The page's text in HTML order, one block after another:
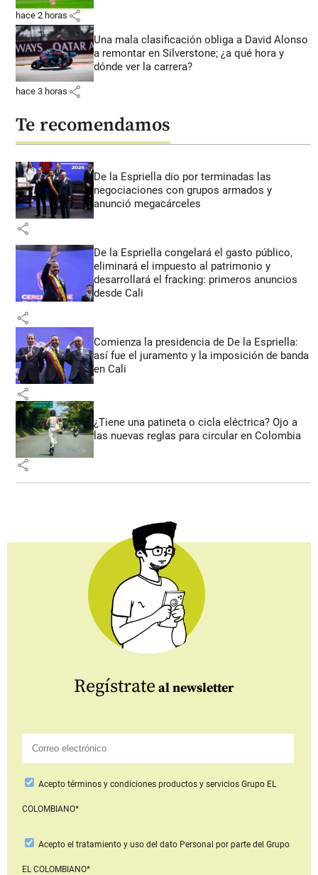
hace 2 horas share
Una mala clasificación obliga a David Alonso
a remontar en Silverstone; ¿a qué hora y
dónde ver la carrera?
hace 3 horas share
Te recomendamos
De la Espriella dio por terminadas las
negociaciones con grupos armados y
anunció megacárceles
share
De la Espriella congelará el gasto público,
eliminará el impuesto al patrimonio y
desarrollará el fracking: primeros anuncios
desde Cali
share
Comienza la presidencia de De la Espriella:
así fue el juramento y la imposición de banda
en Cali
share
¿Tiene una patineta o cicla eléctrica? Ojo a
las nuevas reglas para circular en Colombia
share
Regístrate al newsletter
Aceptotérminos y condiciones productos y serviciosGrupo EL
COLOMBIANO*
Acepto el tratamiento y uso del dato Personal por parte del Grupo
EL COLOMBIANO*